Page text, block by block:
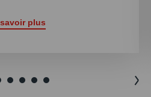
plus